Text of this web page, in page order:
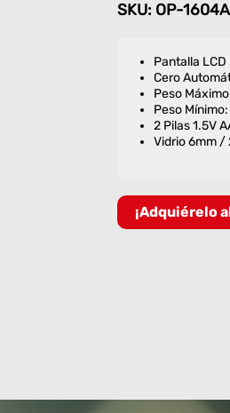
SKU: OP-
Pantalla LCD
Cero
Peso
Peso Mínimo:
2 Pilas 1.5V
Vidrio 6mm /
¡Adquiérelo